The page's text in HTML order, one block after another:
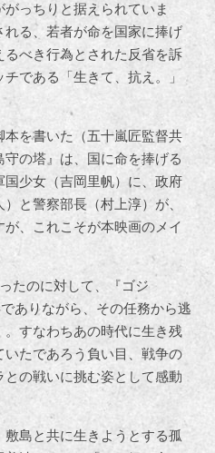
っちりと据えられていま
る、若者が命を国家に捧げ
べき行為とされた反省を訴
である「生きて、抗え。」
本を書いた（五十嵐匠監督共
の塔』は、国に命を捧げる
少女（吉岡里帆）に、政府
と警察部長（村上淳）が、
が、これこそが本映画のメイ
たのに対して、『ゴジ
ありながら、その任務から逃
すなわちあの時代に生き残
たであろう負い目、戦争の
の戦いに挑む姿として感動
島と共に生きようとする孤